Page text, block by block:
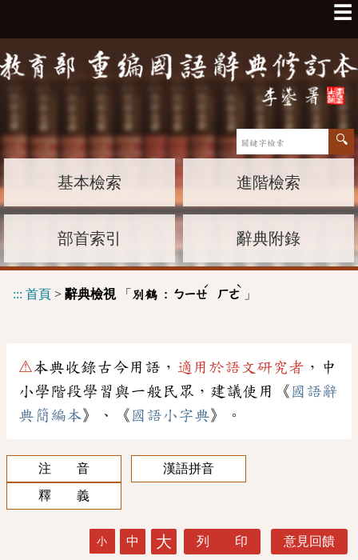
☰
基本檢索 進階檢索
部首索引 辭典附錄
::: 首頁 > 辭典檢視「 別鶴 : ㄅㄧㄝ
ˊ
ㄏㄜ
ˋ
」
⚠本典收錄古今用語， 適用於語文研究者 ，中
小學階段學習與一般民眾，建議使用《 國語辭
典簡編本》、《 國語小字典》。
注 音
漢語拼音
釋 義
小 中 大 列 印 意見回饋